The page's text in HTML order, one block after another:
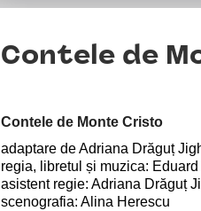
Contele de
Contele de Monte Cristo
adaptare de Adriana Drăguț
regia, libretul și muzica:
asistent regie: Adriana Drăguț
scenografia: Alina Herescu